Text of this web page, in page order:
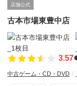
店舗公式
古本市場東豊中店
3.57
中古ゲーム・CD・DVD